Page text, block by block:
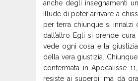
anche degli insegnamenti
illude di poter arrivare a
per terra chiunque si innalzi
dall’altro Egli si prende
vede ogni cosa e la
della vera giustizia.
confermata in Apocalisse
resiste ai superbi, ma dà